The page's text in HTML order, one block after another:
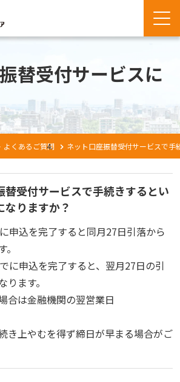
替受付サービスに
よくあるご質問 ネット口座振替受付サービスで
替受付サービスで手続きするとい
なりますか？
申込を完了すると同月27日引落から
に申込を完了すると、翌月27日の引
ります。
合は金融機関の翌営業日
き上やむを得ず締日が早まる場合がご